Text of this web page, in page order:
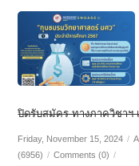
ปิดรับสมัคร ทางภาควิชาฯ
Friday, November 15, 2024 /
(6956) / Comments (0) /